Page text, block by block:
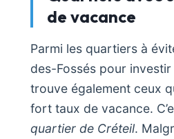
de vacance
Parmi les quartiers à
des-Fossés pour
trouve également ceux
fort taux de vacance.
quartier de Créteil.